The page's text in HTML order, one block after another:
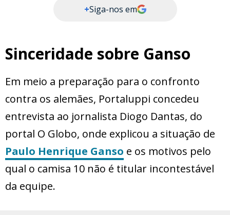
+Siga-nos em
Sinceridade sobre Ganso
Em meio a preparação para o confronto
contra os alemães, Portaluppi concedeu
entrevista ao jornalista Diogo Dantas, do
portal O Globo, onde explicou a situação de
Paulo Henrique Ganso e os motivos pelo
qual o camisa 10 não é titular incontestável
da equipe.